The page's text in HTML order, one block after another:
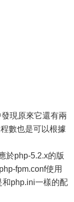
現原來它還有兩
數也是可以根據
於php-5.2.x的版
fpm.conf使用
和php.ini一樣的配